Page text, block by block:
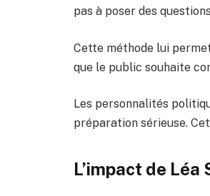
pas à poser des
Cette méthode lui
que le public souhaite
Les personnalités
préparation sérieuse.
L’impact de